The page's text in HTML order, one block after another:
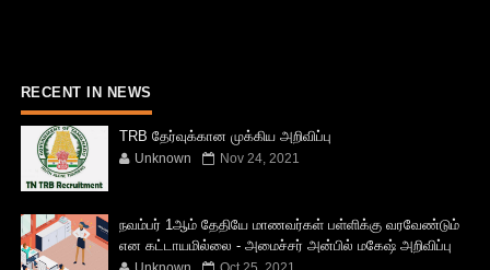
RECENT IN NEWS
TRB தேர்வுக்கான முக்கிய அறிவிப்பு
Unknown Nov 24, 2021
நவம்பர் 1ஆம் தேதியே மாணவர்கள் பள்ளிக்கு வரவேண்டும்
என கட்டாயமில்லை - அமைச்சர் அன்பில் மகேஷ் அறிவிப்பு